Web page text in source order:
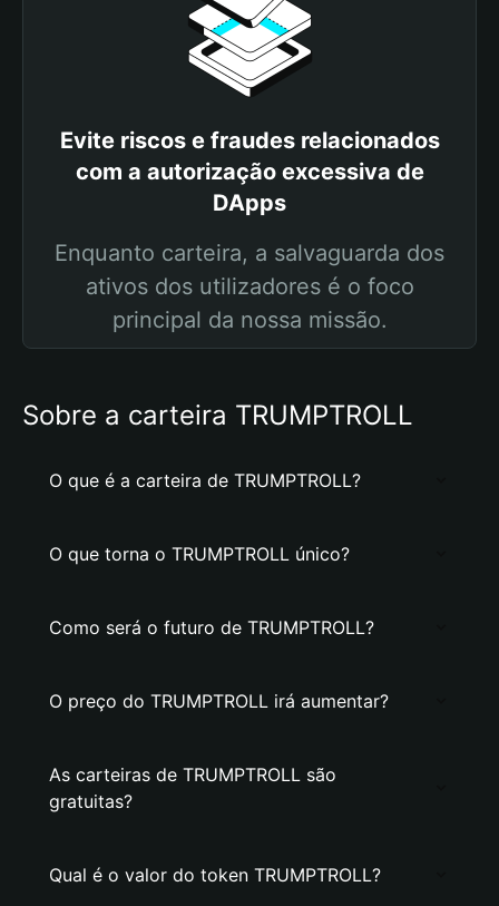
Evite riscos e fraudes relacionados
com a autorização excessiva de
DApps
Enquanto carteira, a salvaguarda dos
ativos dos utilizadores é o foco
principal da nossa missão.
Sobre a carteira TRUMPTROLL
O que é a carteira de TRUMPTROLL?
O que torna o TRUMPTROLL único?
Como será o futuro de TRUMPTROLL?
O preço do TRUMPTROLL irá aumentar?
As carteiras de TRUMPTROLL são
gratuitas?
Qual é o valor do token TRUMPTROLL?